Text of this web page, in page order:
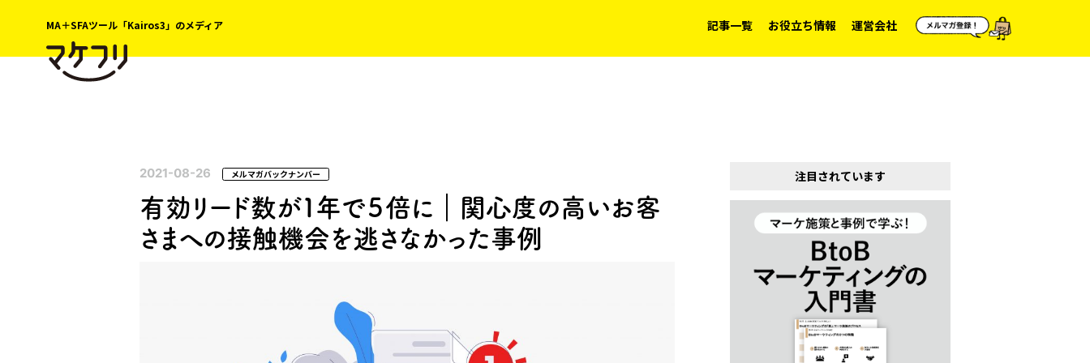
MA＋SFAツール「Kairos3」のメディア 記事一覧 お役立ち情報 運営会社
2021-08-26 メルマガバックナンバー
有効リード数が１年で５倍に｜関心度の高いお客
さまへの接触機会を逃さなかった事例
注目されています